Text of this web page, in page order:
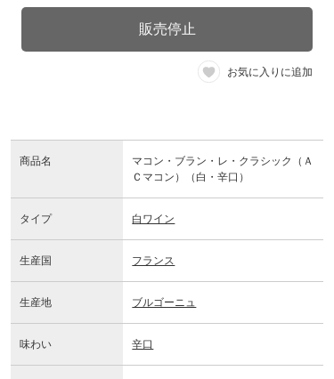
販売停止
お気に入りに追加
商品名
マコン・ブラン・レ・クラシック（Ａ
Ｃマコン）（白・辛口）
タイプ 白ワイン
生産国 フランス
生産地 ブルゴーニュ
味わい 辛口